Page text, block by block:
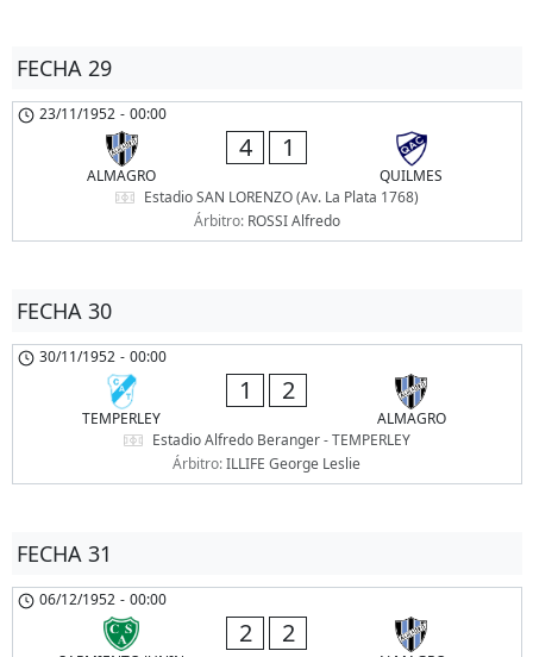
FECHA 29
23/11/1952 - 00:00
ALMAGRO
4 1
QUILMES
Estadio SAN LORENZO (Av. La Plata 1768)
Árbitro: ROSSI Alfredo
FECHA 30
30/11/1952 - 00:00
TEMPERLEY
1 2
ALMAGRO
Estadio Alfredo Beranger - TEMPERLEY
Árbitro:ILLIFE George Leslie
FECHA 31
06/12/1952 - 00:00
2 2